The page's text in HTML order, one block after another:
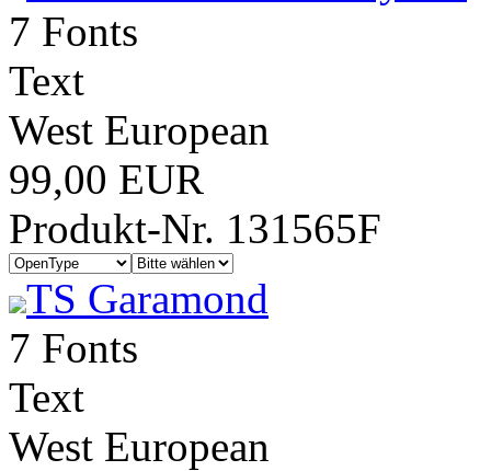
7 Fonts
Text
West European
99,00 EUR
Produkt-Nr. 131565F
TS Garamond
7 Fonts
Text
West European